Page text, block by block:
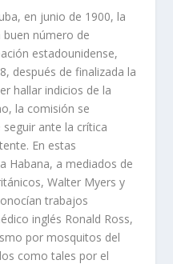
en junio de 1900, la
número de
estadounidense,
después de finalizada la
hallar indicios de la
la comisión se
ante la crítica
En estas
Habana, a mediados de
Walter Myers y
trabajos
inglés Ronald Ross,
por mosquitos del
como tales por el